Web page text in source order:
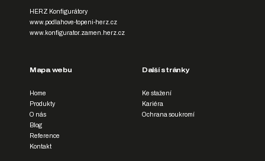
HERZ Konfigurátory
www.podlahove-topeni-herz.cz
www.konfigurator.zamen.herz.cz
Mapa webu
Home
Produkty
O nás
Blog
Reference
Kontakt
Další stránky
Ke stažení
Kariéra
Ochrana soukromí